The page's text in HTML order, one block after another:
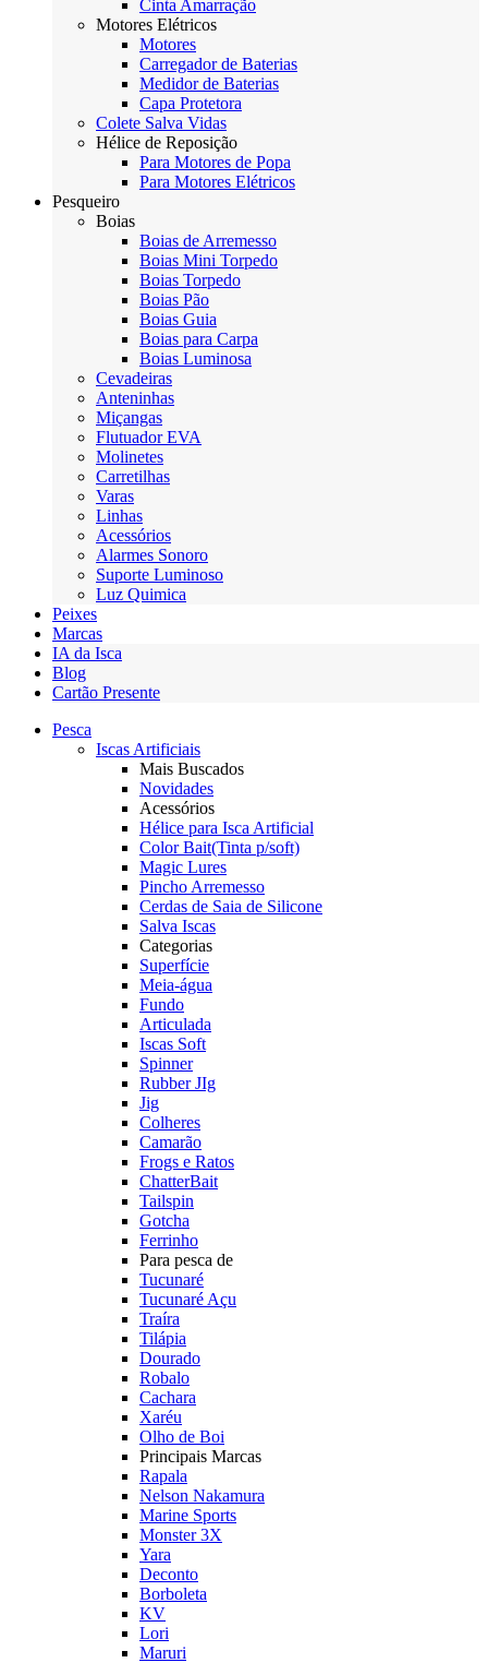
Cinta Amarração
Motores Elétricos
Motores
Carregador de Baterias
Medidor de Baterias
Capa Protetora
Colete Salva Vidas
Hélice de Reposição
Para Motores de Popa
Para Motores Elétricos
Pesqueiro
Boias
Boias de Arremesso
Boias Mini Torpedo
Boias Torpedo
Boias Pão
Boias Guia
Boias para Carpa
Boias Luminosa
Cevadeiras
Anteninhas
Miçangas
Flutuador EVA
Molinetes
Carretilhas
Varas
Linhas
Acessórios
Alarmes Sonoro
Suporte Luminoso
Luz Quimica
Peixes
Marcas
IA da Isca
Blog
Cartão Presente
Pesca
Iscas Artificiais
Mais Buscados
Novidades
Acessórios
Hélice para Isca Artificial
Color Bait(Tinta p/soft)
Magic Lures
Pincho Arremesso
Cerdas de Saia de Silicone
Salva Iscas
Categorias
Superfície
Meia-água
Fundo
Articulada
Iscas Soft
Spinner
Rubber JIg
Jig
Colheres
Camarão
Frogs e Ratos
ChatterBait
Tailspin
Gotcha
Ferrinho
Para pesca de
Tucunaré
Tucunaré Açu
Traíra
Tilápia
Dourado
Robalo
Cachara
Xaréu
Olho de Boi
Principais Marcas
Rapala
Nelson Nakamura
Marine Sports
Monster 3X
Yara
Deconto
Borboleta
KV
Lori
Maruri